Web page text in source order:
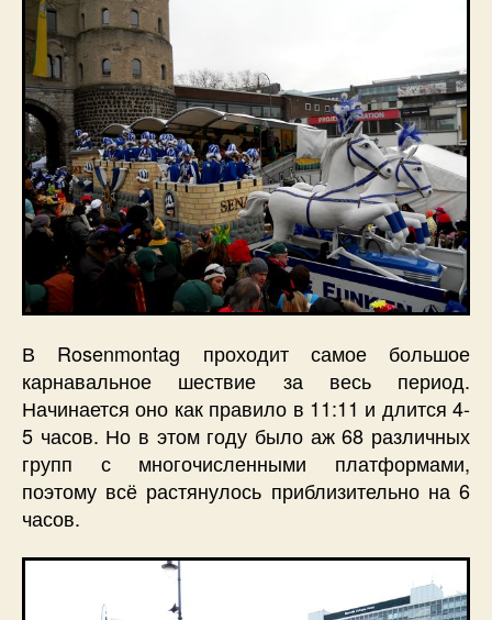
В Rosenmontag проходит самое большое
карнавальное шествие за весь период.
Начинается оно как правило в 11:11 и длится 4-
5 часов. Но в этом году было аж 68 различных
групп с многочисленными платформами,
поэтому всё растянулось приблизительно на 6
часов.